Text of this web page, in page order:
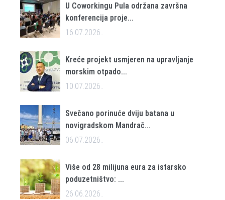
U Coworkingu Pula održana završna
konferencija proje...
16.07.2026..
Kreće projekt usmjeren na upravljanje
morskim otpado...
10.07.2026..
Svečano porinuće dviju batana u
novigradskom Mandrač...
06.07.2026..
Više od 28 milijuna eura za istarsko
poduzetništvo: ...
26.06.2026..